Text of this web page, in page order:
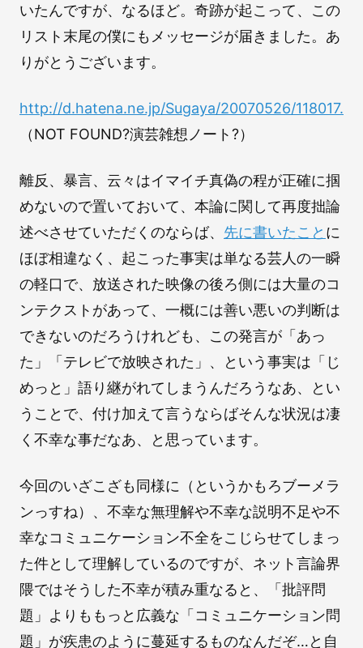
いたんですが、なるほど。奇跡が起こって、この
リスト末尾の僕にもメッセージが届きました。あ
りがとうございます。
http://d.hatena.ne.jp/Sugaya/20070526/118017...
（NOT FOUND?演芸雑想ノート?）
離反、暴言、云々はイマイチ真偽の程が正確に掴
めないので置いておいて、本論に関して再度拙論
述べさせていただくのならば、 先に書いたこと に
ほぼ相違なく、起こった事実は単なる芸人の一瞬
の軽口で、放送された映像の後ろ側には大量のコ
ンテクストがあって、一概には善い悪いの判断は
できないのだろうけれども、この発言が「あっ
た」「テレビで放映された」、という事実は「じ
めっと」語り継がれてしまうんだろうなあ、とい
うことで、付け加えて言うならばそんな状況は凄
く不幸な事だなあ、と思っています。
今回のいざこざも同様に（というかもろブーメラ
ンっすね）、不幸な無理解や不幸な説明不足や不
幸なコミュニケーション不全をこじらせてしまっ
た件として理解しているのですが、ネット言論界
隈ではそうした不幸が積み重なると、「批評問
題」よりももっと広義な「コミュニケーション問
題」が疾患のように蔓延するものなんだぞ…と自